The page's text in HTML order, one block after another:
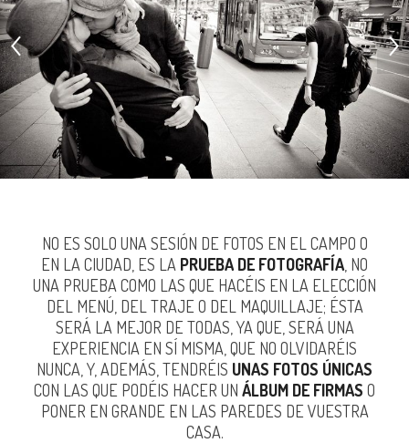
NO ES SOLO UNA SESIÓN DE FOTOS EN EL CAMPO O
EN LA CIUDAD, ES LA PRUEBA DE FOTOGRAFÍA , NO
UNA PRUEBA COMO LAS QUE HACÉIS EN LA ELECCIÓN
DEL MENÚ, DEL TRAJE O DEL MAQUILLAJE; ÉSTA
SERÁ LA MEJOR DE TODAS, YA QUE, SERÁ UNA
EXPERIENCIA EN SÍ MISMA, QUE NO OLVIDARÉIS
NUNCA, Y, ADEMÁS, TENDRÉIS UNAS FOTOS ÚNICAS
CON LAS QUE PODÉIS HACER UN ÁLBUM DE FIRMAS O
PONER EN GRANDE EN LAS PAREDES DE VUESTRA
CASA.